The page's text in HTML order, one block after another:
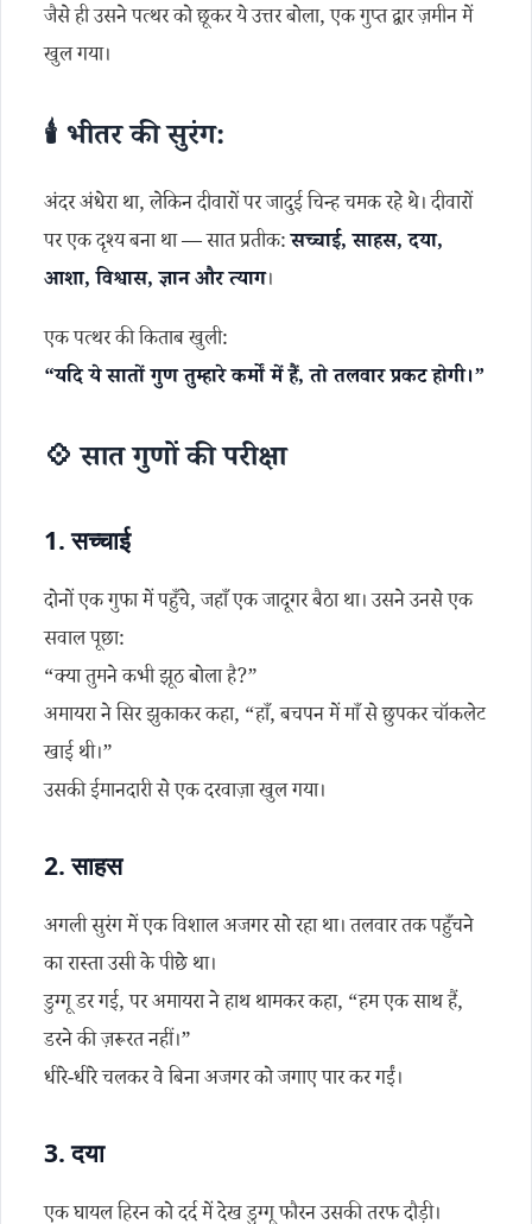
जैसे ही उसने पत्थर को छूकर ये उत्तर बोला, एक गुप्त द्वार ज़मीन में
खुल गया।
🕯️ भीतर की सुरंग:
अंदर अंधेरा था, लेकिन दीवारों पर जादुई चिन्ह चमक रहे थे। दीवारों
पर एक दृश्य बना था — सात प्रतीक:सच्चाई, साहस, दया,
आशा, विश्वास, ज्ञान और त्याग।
एक पत्थर की किताब खुली:
“यदि ये सातों गुण तुम्हारे कर्मों में हैं, तो तलवार प्रकट होगी।”
💠 सात गुणों की परीक्षा
1.सच्चाई
दोनों एक गुफा में पहुँचे, जहाँ एक जादूगर बैठा था। उसने उनसे एक
सवाल पूछा:
“क्या तुमने कभी झूठ बोला है?”
अमायरा ने सिर झुकाकर कहा, “हाँ, बचपन में माँ से छुपकर चॉकलेट
खाई थी।”
उसकी ईमानदारी से एक दरवाज़ा खुल गया।
2.साहस
अगली सुरंग में एक विशाल अजगर सो रहा था। तलवार तक पहुँचने
का रास्ता उसी के पीछे था।
डुग्गू डर गई, पर अमायरा ने हाथ थामकर कहा, “हम एक साथ हैं,
डरने की ज़रूरत नहीं।”
धीरे-धीरे चलकर वे बिना अजगर को जगाए पार कर गईं।
3.दया
एक घायल हिरन को दर्द में देख डुग्गू फौरन उसकी तरफ दौड़ी।